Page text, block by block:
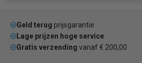
Geld terug prijsgarantie
Lage prijzen hoge service
Gratis verzending vanaf € 200,00